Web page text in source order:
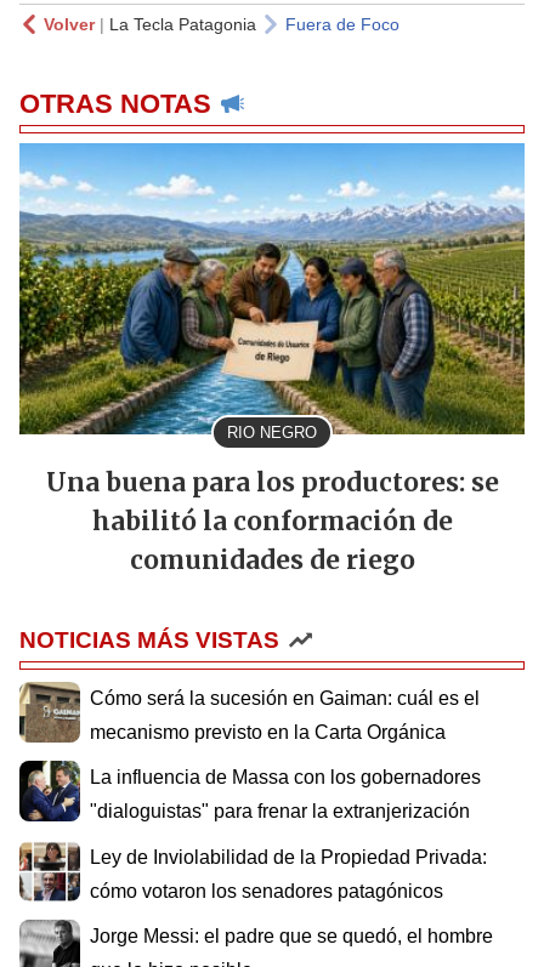
Volver| La Tecla Patagonia Fuera de Foco
OTRAS NOTAS
RIO NEGRO
Una buena para los productores: se
habilitó la conformación de
comunidades de riego
NOTICIAS MÁS VISTAS
Cómo será la sucesión en Gaiman: cuál es el
mecanismo previsto en la Carta Orgánica
La influencia de Massa con los gobernadores
"dialoguistas" para frenar la extranjerización
Ley de Inviolabilidad de la Propiedad Privada:
cómo votaron los senadores patagónicos
Jorge Messi: el padre que se quedó, el hombre